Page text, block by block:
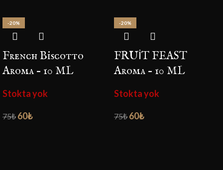
-20%
French Biscotto
Aroma – 10 ML
Stokta yok
75₺ 60₺
-20%
FRUİT FEAST
Aroma – 10 ML
Stokta yok
75₺ 60₺